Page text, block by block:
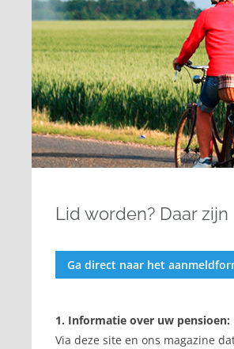
Lid worden? Daar
Ga direct naar het
1. Informatie over uw pensioen:
Via deze site en ons magazine